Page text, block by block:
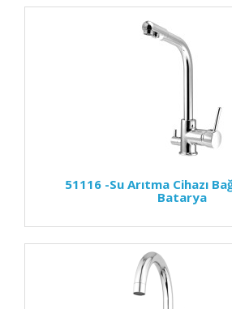
51116 -Su Arıtma Cihazı
Batarya